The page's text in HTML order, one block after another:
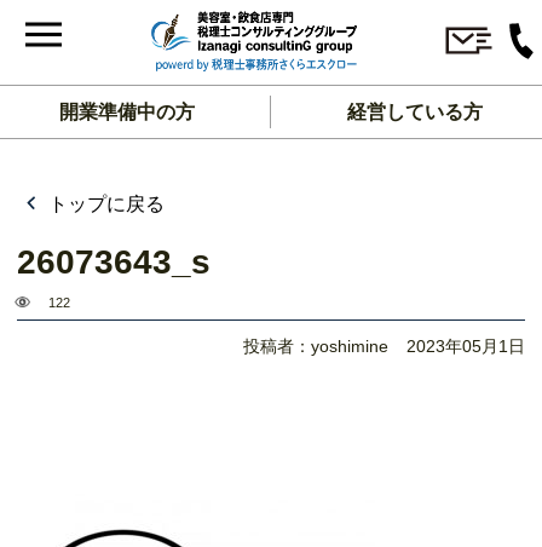
開業準備中の方 経営している方
トップに戻る
26073643_s
122
投稿者：yoshimine 2023年05月1日